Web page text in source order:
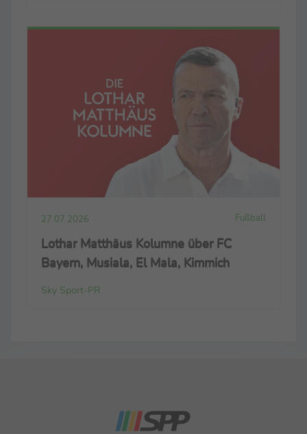
27.07.2026 Fußball
Lothar Matthäus Kolumne über FC
Bayern, Musiala, El Mala, Kimmich
Sky Sport-PR